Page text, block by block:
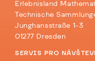
Erlebnisland
Technische
Junghansstraße 1-3
01277 Dresden
SERVIS PRO